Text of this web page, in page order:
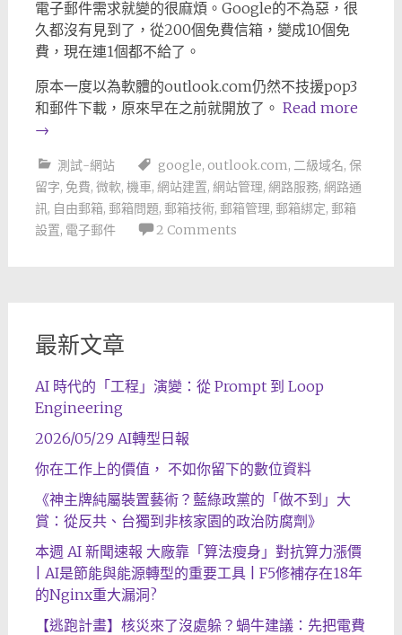
電子郵件需求就變的很麻煩。Google的不為惡，很
久都沒有見到了，從200個免費信箱，變成10個免
費，現在連1個都不給了。
原本一度以為軟體的outlook.com仍然不技援pop3
和郵件下載，原來早在之前就開放了。 Read more
→
測試-網站 google, outlook.com, 二級域名, 保
留字, 免費, 微軟, 機車, 網站建置, 網站管理, 網路服務, 網路通
訊, 自由郵箱, 郵箱問題, 郵箱技術, 郵箱管理, 郵箱綁定, 郵箱
設置, 電子郵件 2 Comments
最新文章
AI 時代的「工程」演變：從 Prompt 到 Loop
Engineering
2026/05/29 AI轉型日報
你在工作上的價值， 不如你留下的數位資料
《神主牌純屬裝置藝術？藍綠政黨的「做不到」大
賞：從反共、台獨到非核家園的政治防腐劑》
本週 AI 新聞速報 大廠靠「算法瘦身」對抗算力漲價
| AI是節能與能源轉型的重要工具 | F5修補存在18年
的Nginx重大漏洞?
【逃跑計畫】核災來了沒處躲？蝸牛建議：先把電費